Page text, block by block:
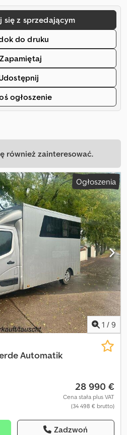
się z sprzedającym
do druku
Zapamiętaj
ogłoszenie
również zainteresować.
Ogłoszenia
1 / 9
Automatik
28 990 €
Cena stała plus VAT
(34 498 € brutto)
Zadzwoń